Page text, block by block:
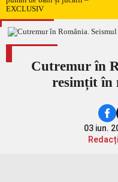
Cutremur în
resimțit în
03 iun.